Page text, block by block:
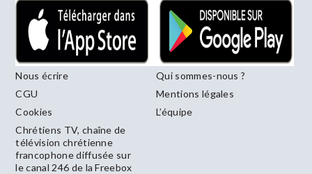
Nous écrire
Qui sommes-nous ?
CGU
Mentions légales
Cookies
L’équipe
Chrétiens TV, chaîne de
télévision chrétienne
francophone diffusée sur
le canal 246 de la Freebox